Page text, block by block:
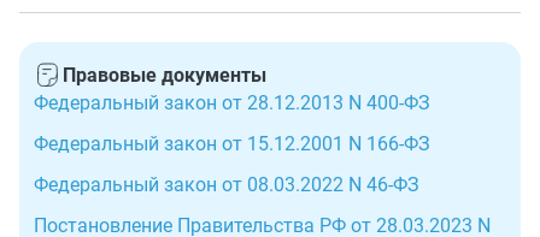
01.11.2025.
придется идти в отделение самостоятельно. Но
предварительно узнайте, не изменится ли режим
не станут. Но если вам почему-то в обычный срок
деньги не пришли, то обратитесь в клиентскую службу
Соцфонда региона проживания. Либо звоните на
единый контактный номер 8 (800) 100-00-01. Звонок и
консультация бесплатные.
Правовые документы
Федеральный закон от 28.12.2013 N 400-ФЗ
Федеральный закон от 15.12.2001 N 166-ФЗ
Федеральный закон от 08.03.2022 N 46-ФЗ
Постановление Правительства РФ от 28.03.2023 N